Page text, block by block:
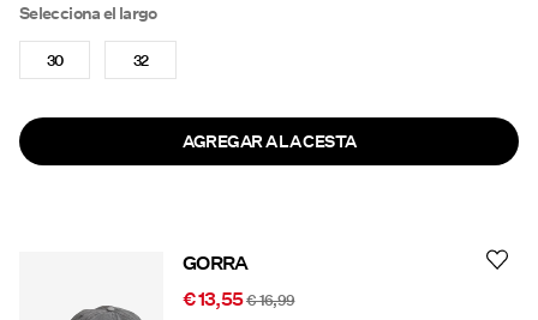
Selecciona el largo
30 32
AGREGAR A LA CESTA
GORRA
€ 13,55€ 16,99